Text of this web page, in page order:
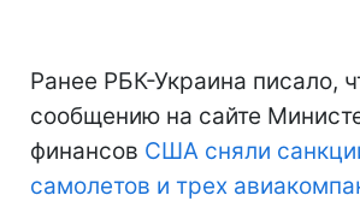
Ранее РБК-Украина писало,
сообщению на сайте
финансов США сняли
самолетов и трех